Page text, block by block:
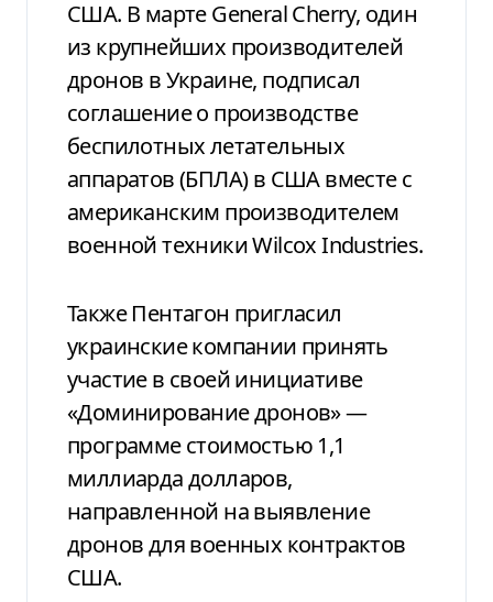
США. В марте General Cherry, один
из крупнейших производителей
дронов в Украине, подписал
соглашение о производстве
беспилотных летательных
аппаратов (БПЛА) в США вместе с
американским производителем
военной техники Wilcox Industries.
Также Пентагон пригласил
украинские компании принять
участие в своей инициативе
«Доминирование дронов» —
программе стоимостью 1,1
миллиарда долларов,
направленной на выявление
дронов для военных контрактов
США.